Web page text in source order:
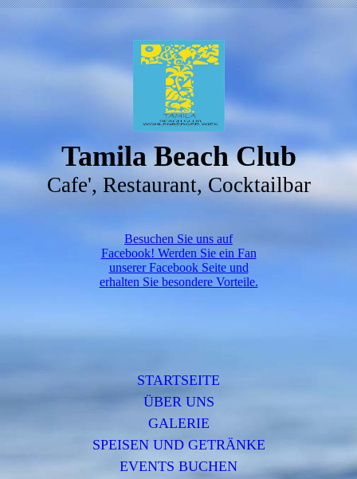
Tamila Beach Club
Cafe', Restaurant, Cocktailbar
Besuchen Sie uns auf
Facebook! Werden Sie ein Fan
unserer Facebook Seite und
erhalten Sie besondere Vorteile.
STARTSEITE
ÜBER UNS
GALERIE
SPEISEN UND GETRÄNKE
EVENTS BUCHEN